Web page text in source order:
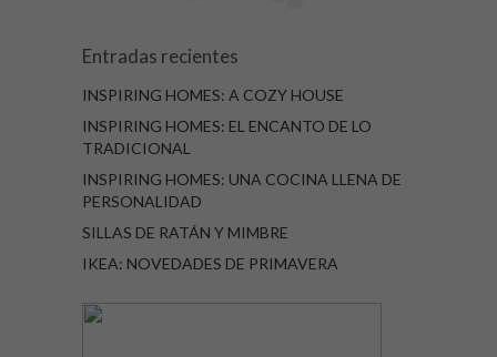
Entradas recientes
INSPIRING HOMES: A COZY HOUSE
INSPIRING HOMES: EL ENCANTO DE LO
TRADICIONAL
INSPIRING HOMES: UNA COCINA LLENA DE
PERSONALIDAD
SILLAS DE RATÁN Y MIMBRE
IKEA: NOVEDADES DE PRIMAVERA